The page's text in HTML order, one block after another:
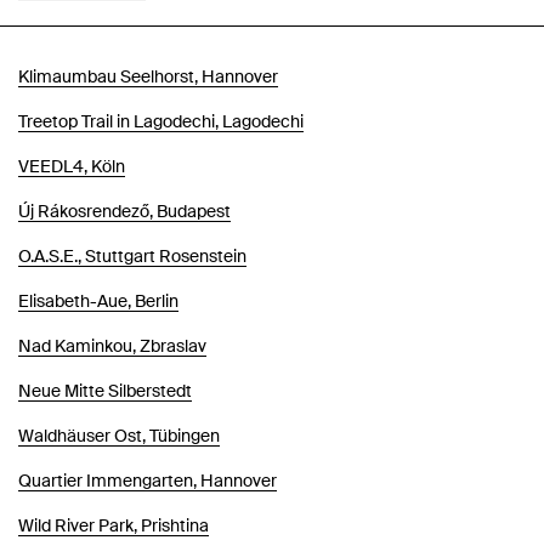
Klimaumbau Seelhorst, Hannover
Treetop Trail in Lagodechi, Lagodechi
VEEDL4, Köln
Új Rákosrendező, Budapest
O.A.S.E., Stuttgart Rosenstein
Elisabeth-Aue, Berlin
Nad Kaminkou, Zbraslav
Neue Mitte Silberstedt
Waldhäuser Ost, Tübingen
Quartier Immengarten, Hannover
Wild River Park, Prishtina